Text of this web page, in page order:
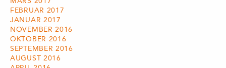
FEBRUAR 2017
JANUAR 2017
NOVEMBER 2016
OKTOBER 2016
SEPTEMBER 2016
AUGUST 2016